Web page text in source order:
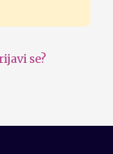
se?